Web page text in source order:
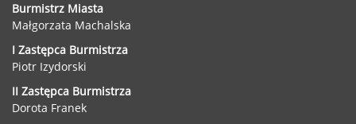
Burmistrz Miasta
Małgorzata Machalska
I Zastępca Burmistrza
Piotr Izydorski
II Zastępca Burmistrza
Dorota Franek